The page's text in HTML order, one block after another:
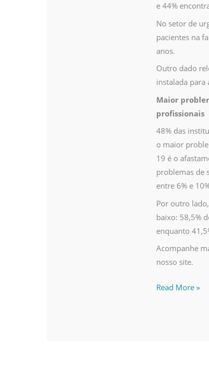
e 44%
No setor de
pacientes na
anos.
Outro dado
instalada para
Maior
profissionais
48% das
o maior
19 é o
problemas de
entre 6% e
Por outro
baixo: 58,5%
enquanto
Acompanhe
nosso site.
Read More »